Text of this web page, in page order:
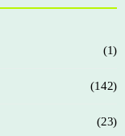
(1)
(142)
(23)